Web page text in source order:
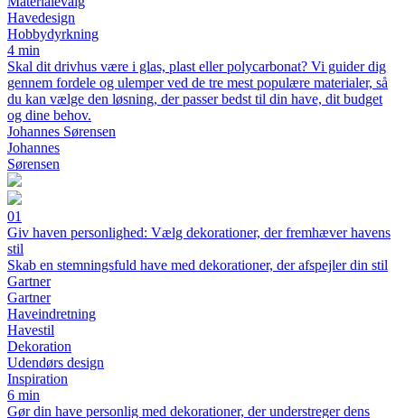
Havedesign
Hobbydyrkning
4 min
Skal dit drivhus være i glas, plast eller polycarbonat? Vi guider dig
gennem fordele og ulemper ved de tre mest populære materialer, så
du kan vælge den løsning, der passer bedst til din have, dit budget
og dine behov.
Johannes Sørensen
Johannes
Sørensen
01
Giv haven personlighed: Vælg dekorationer, der fremhæver havens
stil
Skab en stemningsfuld have med dekorationer, der afspejler din stil
Gartner
Gartner
Haveindretning
Havestil
Dekoration
Udendørs design
Inspiration
6 min
Gør din have personlig med dekorationer, der understreger dens